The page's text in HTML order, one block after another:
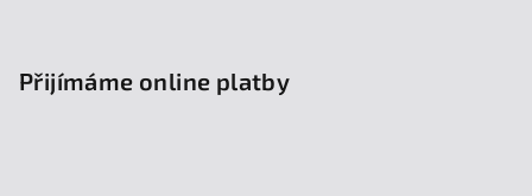
Přijímáme online platby